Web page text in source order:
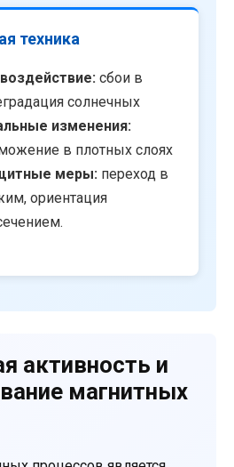
техника
сбои в
солнечных
изменения:
в плотных слоях
меры: переход в
ориентация
активность и
магнитных